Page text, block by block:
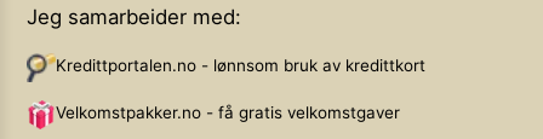
Jeg samarbeider med:
Kredittportalen.no - lønnsom bruk av kredittkort
Velkomstpakker.no - få gratis velkomstgaver